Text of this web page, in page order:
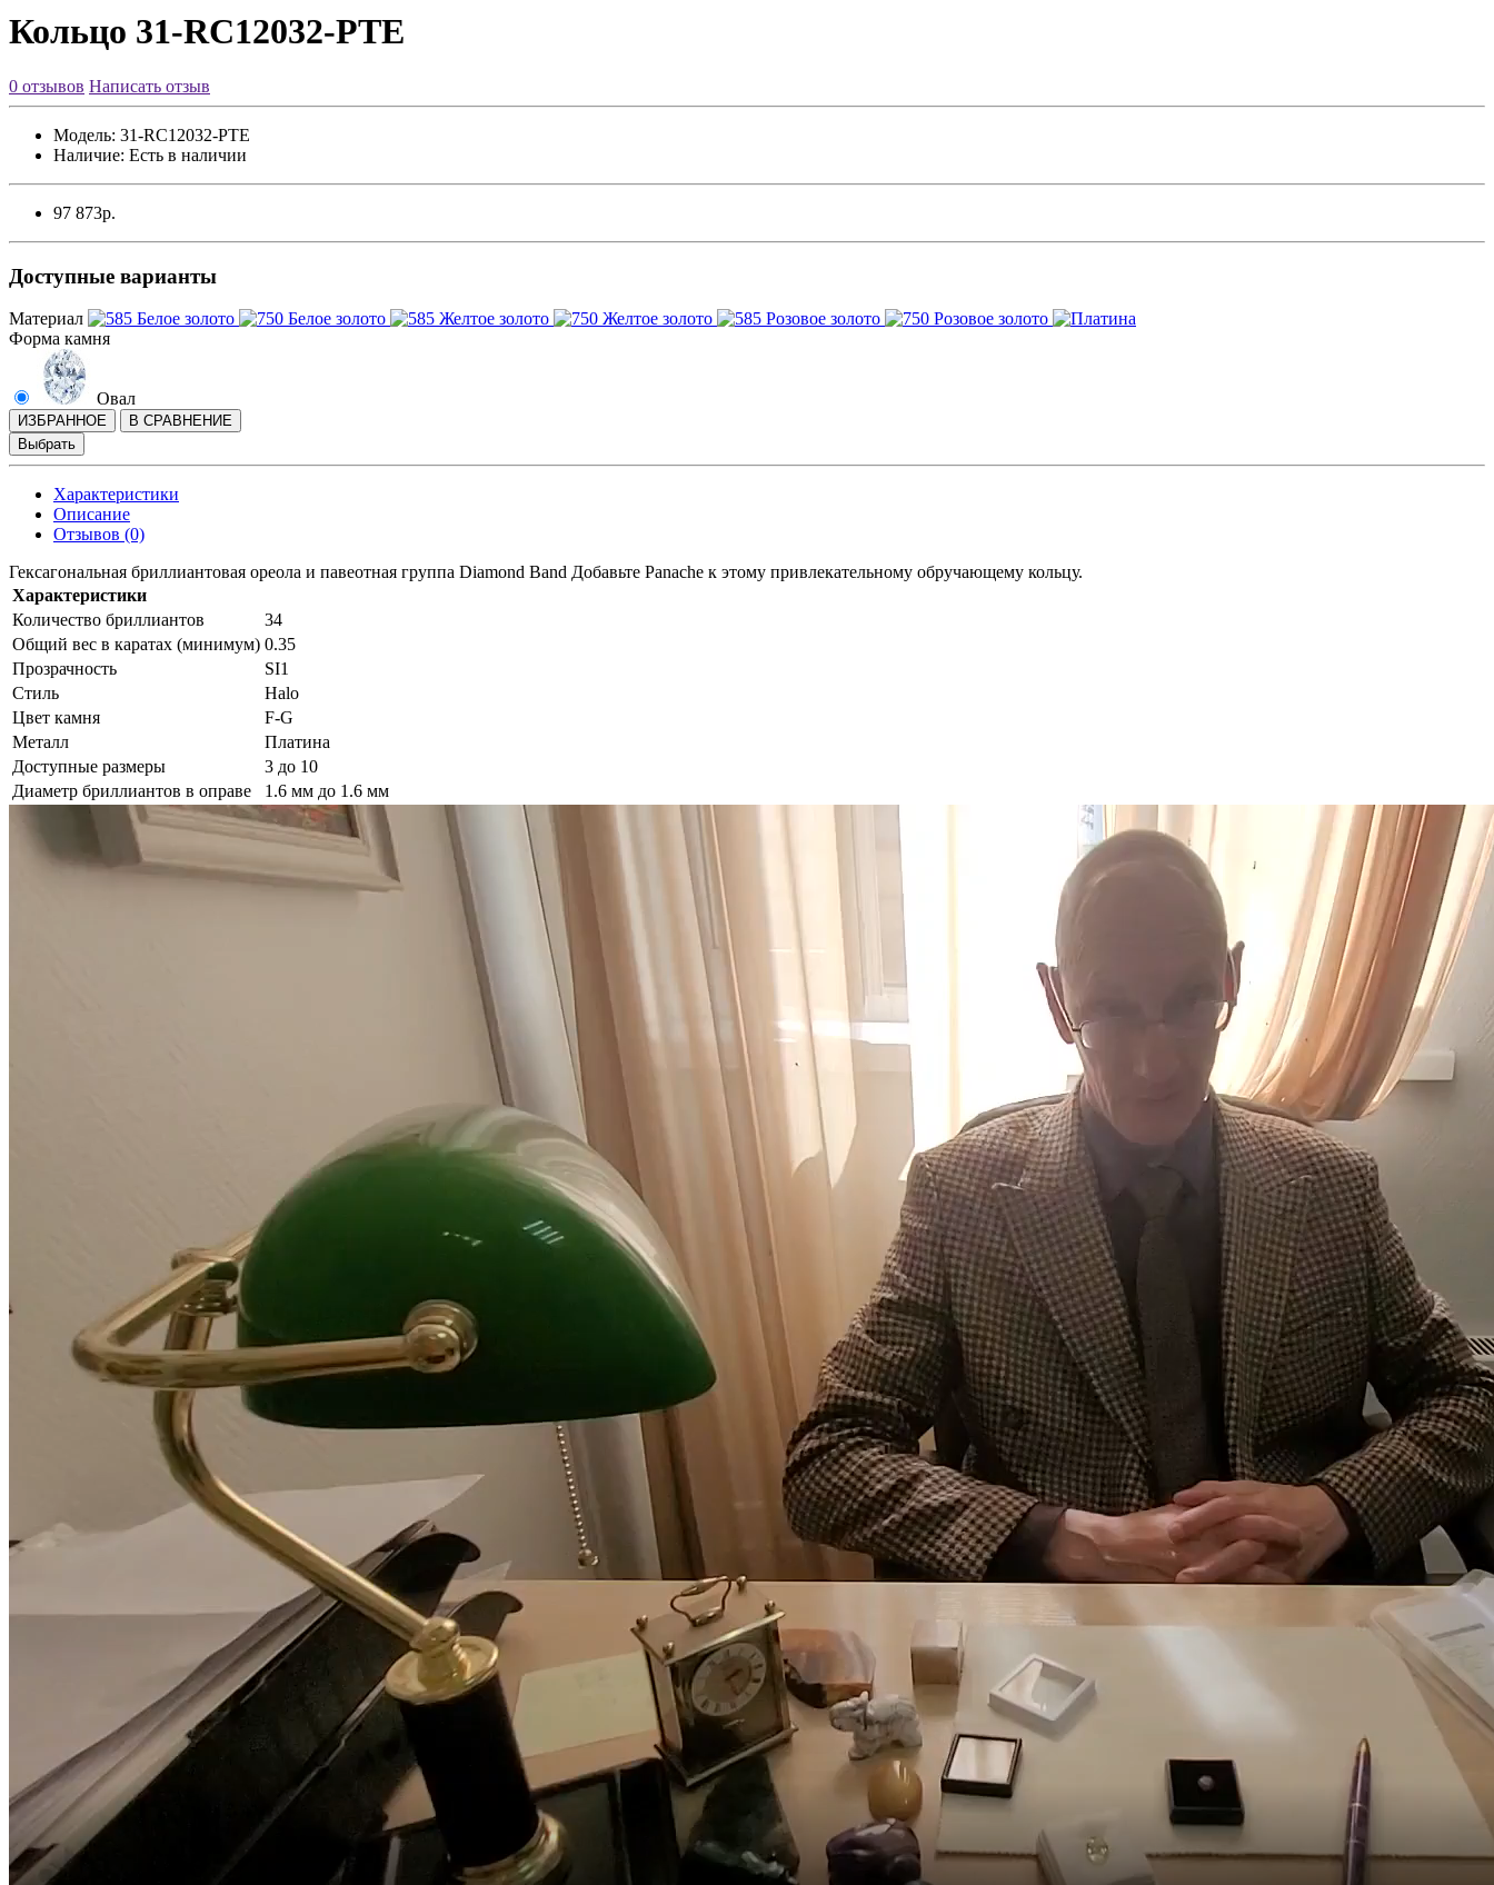
Кольцо 31-RC12032-PTE
0 отзывов Написать отзыв
Модель: 31-RC12032-PTE
Наличие: Есть в наличии
97 873р.
Доступные варианты
Материал
Форма камня
Овал
ИЗБРАННОЕ
В СРАВНЕНИЕ
Выбрать
Характеристики
Описание
Отзывов (0)
Гексагональная бриллиантовая ореола и павеотная группа Diamond Band Добавьте Panache к этому привлекательному обручающему кольцу.
Характеристики
Количество бриллиантов
34
Общий вес в каратах (минимум) 0.35
Прозрачность
SI1
Стиль
Halo
Цвет камня
F-G
Металл
Платина
Доступные размеры
3 до 10
Диаметр бриллиантов в оправе
1.6 мм до 1.6 мм